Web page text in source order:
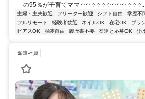
の95％が子育てママ ༶ ༶ ༶ ༶ ༶ ༶ ༶ ༶ ༶ ༶ ༶ ༶...
主婦・主夫歓迎 フリーター歓迎 シフト自由 学歴不
フルリモート
経験者歓迎 ネイルOK 在宅OK ブラ
ピアスOK
服装自由 履歴書不要 友達と応募OK ひ
派遣社員